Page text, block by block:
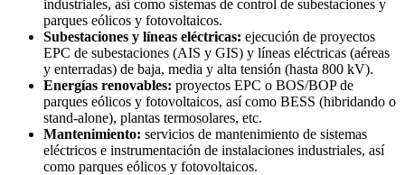
industriales, así como sistemas de control de subestaciones y
parques eólicos y fotovoltaicos.
Subestaciones y líneas eléctricas: ejecución de proyectos
EPC de subestaciones (AIS y GIS) y líneas eléctricas (aéreas
y enterradas) de baja, media y alta tensión (hasta 800 kV).
Energías renovables: proyectos EPC o BOS/BOP de
parques eólicos y fotovoltaicos, así como BESS (hibridando o
stand-alone), plantas termosolares, etc.
Mantenimiento: servicios de mantenimiento de sistemas
eléctricos e instrumentación de instalaciones industriales, así
como parques eólicos y fotovoltaicos.